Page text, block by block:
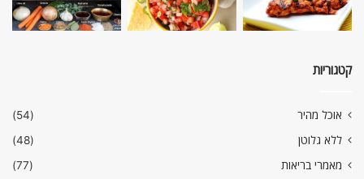
קטגוריות
אוכל מהיר
(54)
ללא גלוטן
(48)
מאמרי בריאות
(77)